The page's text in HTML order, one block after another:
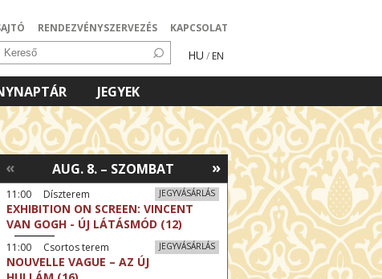
RENDEZVÉNYSZERVEZÉS KAPCSOLAT
HU / EN
JEGYEK
»
AUG. 8. – SZOMBAT
«
JEGYVÁSÁRLÁS
11:00 Díszterem
EXHIBITION ON SCREEN: VINCENT
VAN GOGH - ÚJ LÁTÁSMÓD (12)
JEGYVÁSÁRLÁS
11:00 Csortos terem
NOUVELLE VAGUE – AZ ÚJ